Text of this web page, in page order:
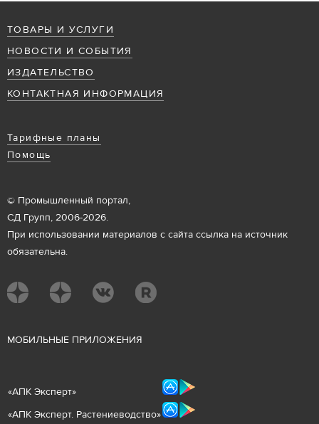
ТОВАРЫ И УСЛУГИ
НОВОСТИ И СОБЫТИЯ
ИЗДАТЕЛЬСТВО
КОНТАКТНАЯ ИНФОРМАЦИЯ
Тарифные планы
Помощь
© Промышленный портал,
СД Групп, 2006-2026.
При использовании материалов с сайта ссылка на источник
обязательна.
МОБИЛЬНЫЕ ПРИЛОЖЕНИЯ
«АПК Эксперт»
«АПК Эксперт. Растениеводство»